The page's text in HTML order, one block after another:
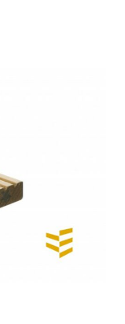
vurenhout uit
fijnspar en is in
Het is
goedkoop.
hout, maar is
verven,
het weer erg